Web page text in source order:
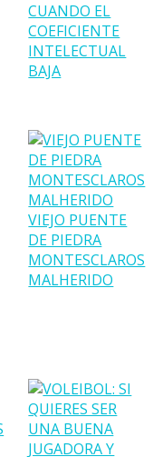
CUANDO EL
COEFICIENTE
INTELECTUAL
BAJA
VIEJO PUENTE
DE PIEDRA
MONTESCLAROS
MALHERIDO